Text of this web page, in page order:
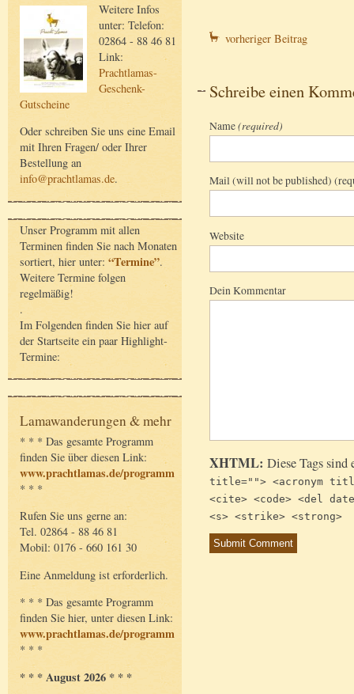
Weitere Infos
unter: Telefon:
02864 - 88 46 81
Link:
Prachtlamas-
Geschenk-
Gutscheine
Oder schreiben Sie uns eine Email
mit Ihren Fragen/ oder Ihrer
Bestellung an
info@prachtlamas.de.
Unser Programm mit allen
Terminen finden Sie nach Monaten
sortiert, hier unter: “Termine”.
Weitere Termine folgen
regelmäßig!
.
Im Folgenden finden Sie hier auf
der Startseite ein paar Highlight-
Termine:
Lamawanderungen & mehr
* * * Das gesamte Programm
finden Sie über diesen Link:
www.prachtlamas.de/programm
* * *
Rufen Sie uns gerne an:
Tel. 02864 - 88 46 81
Mobil: 0176 - 660 161 30
Eine Anmeldung ist erforderlich.
* * * Das gesamte Programm
finden Sie hier, unter diesen Link:
www.prachtlamas.de/programm
* * *
* * * August 2026 * * *
vorheriger Beitrag
Schreibe einen
Name(required)
Mail (will not be published)
Website
Dein Kommentar
XHTML: Diese Tags
title=""> <acronym
<cite> <code> <del
<s> <strike> <strong>